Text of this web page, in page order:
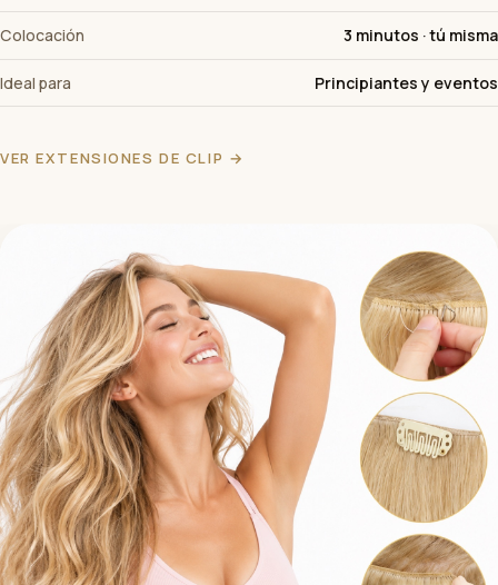
Colocación 3 minutos · tú misma
Ideal para Principiantes y eventos
VER EXTENSIONES DE CLIP →